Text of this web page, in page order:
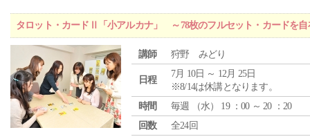
タロット・カードⅡ「小アルカナ」 ～78枚のフルセット・カードを自
講師 狩野 みどり
日程
7月 10日 ～ 12月 25日
※8/14は休講となります。
時間
毎週 （水） 19 ：00 ～ 20 ：20
回数
全24回